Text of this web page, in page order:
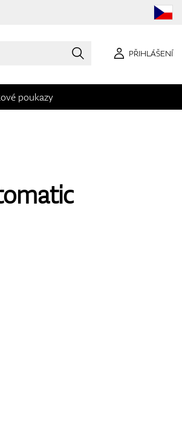
PŘIHLÁŠENÍ
poukazy